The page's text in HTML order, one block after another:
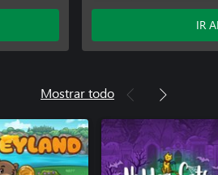
Suikaiju (Windows)
IR
Mostrar todo